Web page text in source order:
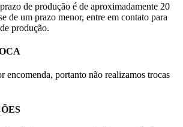
de produção é de aproximadamente 20
de um prazo menor, entre em contato para
produção.
encomenda, portanto não realizamos trocas